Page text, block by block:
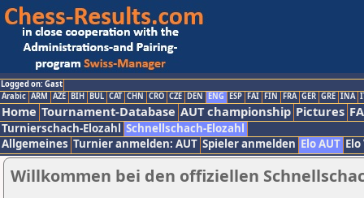
Logged on: Gast
Arabic ARM AZE BIH BUL CAT CHN CRO CZE DEN ENG ESP FAI FIN FRA GER GRE INA
Home Tournament-Database AUT championship Pictures
Turnierschach-Elozahl Schnellschach-Elozahl
Allgemeines Turnier anmelden: AUT Spieler anmelden Elo AUT
Willkommen bei den offiziellen